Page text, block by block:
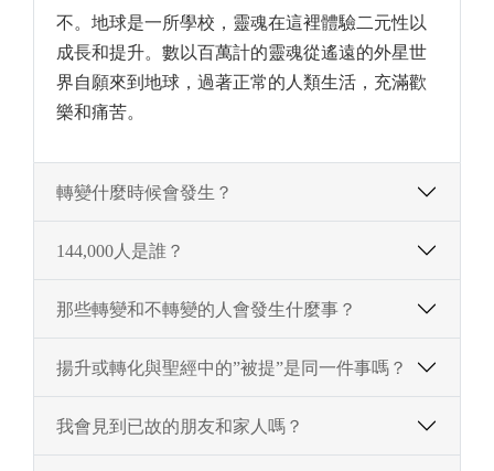
不。地球是一所學校，靈魂在這裡體驗二元性以
成長和提升。數以百萬計的靈魂從遙遠的外星世
界自願來到地球，過著正常的人類生活，充滿歡
樂和痛苦。
轉變什麼時候會發生？
144,000人是誰？
那些轉變和不轉變的人會發生什麼事？
揚升或轉化與聖經中的”被提”是同一件事嗎？
我會見到已故的朋友和家人嗎？